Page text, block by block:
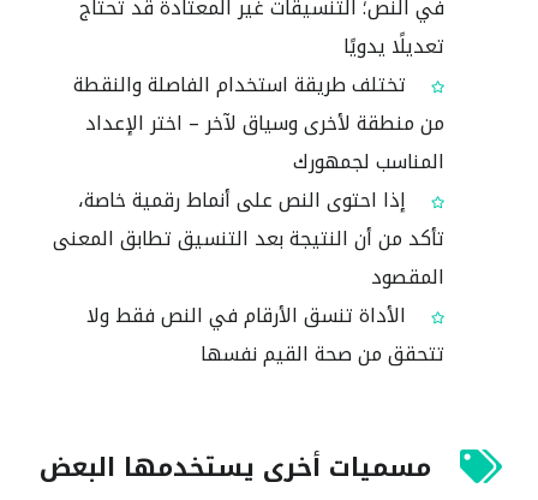
في النص؛ التنسيقات غير المعتادة قد تحتاج
تعديلًا يدويًا
تختلف طريقة استخدام الفاصلة والنقطة
من منطقة لأخرى وسياق لآخر – اختر الإعداد
المناسب لجمهورك
إذا احتوى النص على أنماط رقمية خاصة،
تأكد من أن النتيجة بعد التنسيق تطابق المعنى
المقصود
الأداة تنسق الأرقام في النص فقط ولا
تتحقق من صحة القيم نفسها
مسميات أخرى يستخدمها البعض